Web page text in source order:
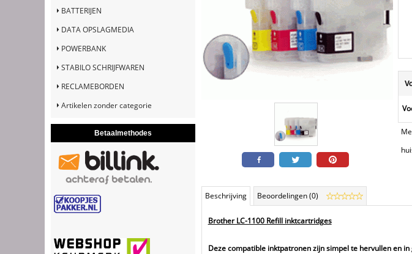
BATTERIJEN
DATA OPSLAGMEDIA
POWERBANK
STABILO SCHRIJFWAREN
RECLAMEBORDEN
Artikelen zonder categorie
Betaalmethodes
Beschrijving Beoordelingen (0)
Brother LC-1100 Refill inktcartridges
Deze compatible inktpatronen zijn simpel te hervullen en